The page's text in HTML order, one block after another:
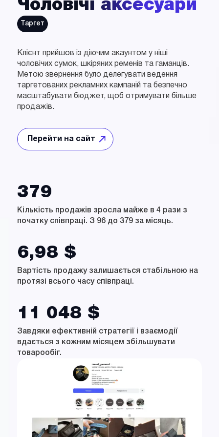
Чоловічі аксесуари
Таргет
Клієнт прийшов із діючим акаунтом у ніші
чоловічих сумок, шкіряних ременів та гаманців.
Метою звернення було делегувати ведення
таргетованих рекламних кампаній та безпечно
масштабувати бюджет, щоб отримувати більше
продажів.
Відкрити
Перейти на сайт
379
Кількість продажів зросла майже в 4 рази з
початку співпраці. З 96 до 379 за місяць.
6,98 $
Вартість продажу залишається стабільною на
протязі всього часу співпраці.
11 048 $
Завдяки ефективній стратегії і взаємодії
вдається з кожним місяцем збільшувати
товарообіг.